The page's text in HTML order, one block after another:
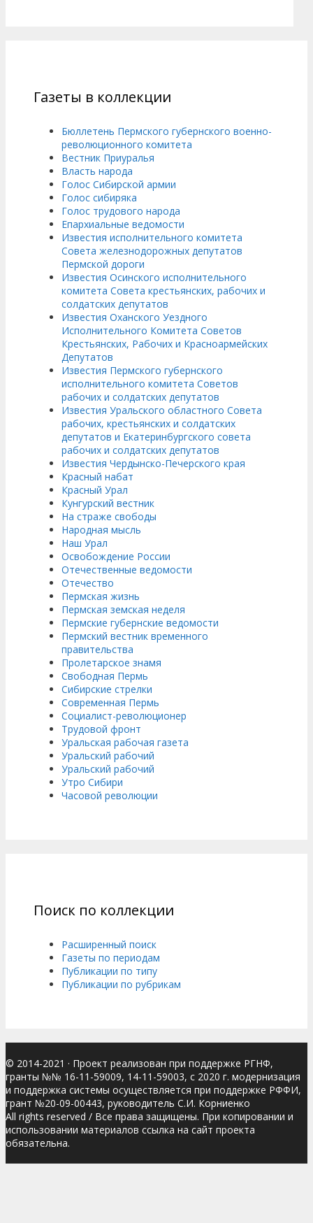
Газеты в коллекции
Бюллетень Пермского губернского военно-
революционного комитета
Вестник Приуралья
Власть народа
Голос Сибирской армии
Голос сибиряка
Голос трудового народа
Епархиальные ведомости
Известия исполнительного комитета
Совета железнодорожных депутатов
Пермской дороги
Известия Осинского исполнительного
комитета Совета крестьянских, рабочих и
солдатских депутатов
Известия Оханского Уездного
Исполнительного Комитета Советов
Крестьянских, Рабочих и Красноармейских
Депутатов
Известия Пермского губернского
исполнительного комитета Советов
рабочих и солдатских депутатов
Известия Уральского областного Совета
рабочих, крестьянских и солдатских
депутатов и Екатеринбургского совета
рабочих и солдатских депутатов
Известия Чердынско-Печерского края
Красный набат
Красный Урал
Кунгурский вестник
На страже свободы
Народная мысль
Наш Урал
Освобождение России
Отечественные ведомости
Отечество
Пермская жизнь
Пермская земская неделя
Пермские губернские ведомости
Пермский вестник временного
правительства
Пролетарское знамя
Свободная Пермь
Сибирские стрелки
Современная Пермь
Социалист-революционер
Трудовой фронт
Уральская рабочая газета
Уральский рабочий
Уральский рабочий
Утро Сибири
Часовой революции
Поиск по коллекции
Расширенный поиск
Газеты по периодам
Публикации по типу
Публикации по рубрикам
© 2014-2021 · Проект реализован при поддержке РГНФ,
гранты №№ 16-11-59009, 14-11-59003, с 2020 г. модернизация
и поддержка системы осуществляется при поддержке РФФИ,
грант №20-09-00443, руководитель С.И. Корниенко
All rights reserved / Все права защищены. При копировании и
использовании материалов ссылка на сайт проекта
обязательна.